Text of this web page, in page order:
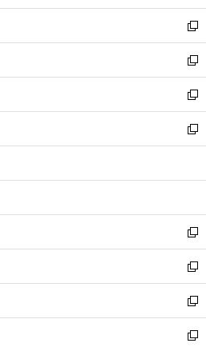
開
く
ウ
で
開
く
ン
ド
ウ
で
開
く
ウ
ィ
ン
ド
ウ
で
開
く
し
い
ウ
ィ
ン
ド
ウ
で
開
新
し
い
ウ
ィ
ン
ド
ウ
開
新
し
い
ウ
ィ
ン
ウ
開
く
新
し
い
ウ
ン
ウ
で
開
く
新
し
ウ
ン
ド
ウ
で
開
く
新
し
い
ウ
ィ
ン
ド
新
し
い
ウ
ィ
新
し
い
新